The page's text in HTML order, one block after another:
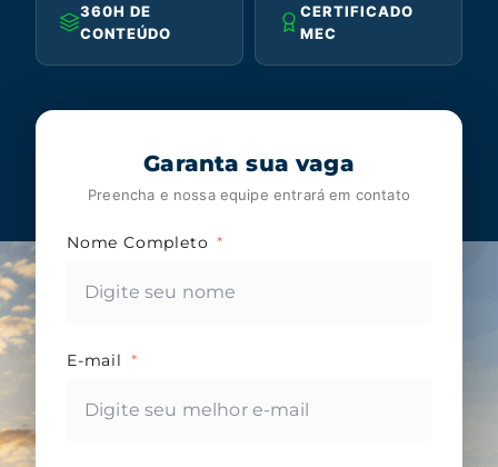
360H DE
CONTEÚDO
CERTIFICADO
MEC
Garanta sua vaga
Preencha e nossa equipe entrará em contato
Nome Completo
E-mail